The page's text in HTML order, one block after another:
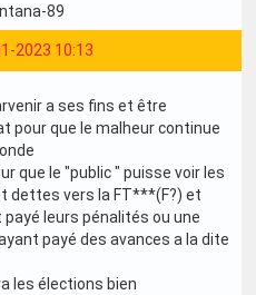
89
2023 10:13
a ses fins et être
pour que le malheur continue
que le "public " puisse voir les
dettes vers la FT***(F?) et
leurs pénalités ou une
payé des avances a la dite
les élections bien